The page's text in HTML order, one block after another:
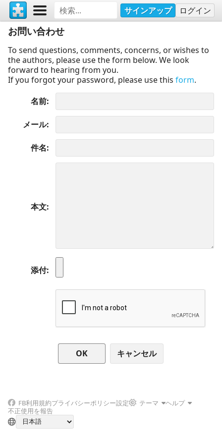
サインアップ ログイン
お問い合わせ
To send questions, comments, concerns, or wishes to
the authors, please use the form below. We look
forward to hearing from you.
If you forgot your password, please use this form.
名前
メール
件名
本文
添付
キャンセル
FB利用規約プライバシーポリシー設定 テーマ
ヘルプ
不正使用を報告